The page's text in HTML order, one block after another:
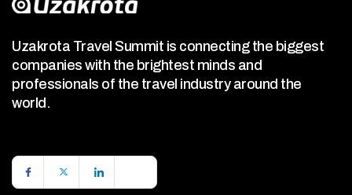
Uzakrota Travel Summit is connecting the biggest
companies with the brightest minds and
professionals of the travel industry around the
world.